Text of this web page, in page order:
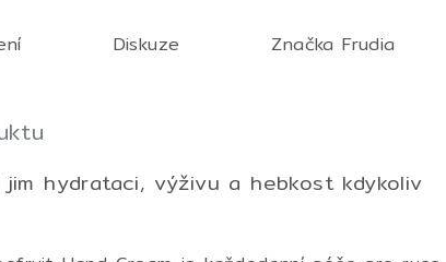
Diskuze Značka Frudia
hydrataci, výživu a hebkost kdykoliv